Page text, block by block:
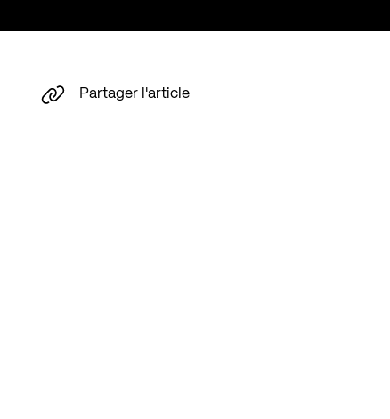
Partager l'article